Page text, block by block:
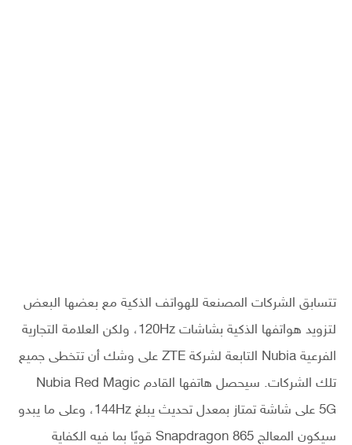
تتسابق الشركات المصنعة للهواتف الذكية مع بعضها البعض
لتزويد هواتفها الذكية بشاشات 120Hz، ولكن العلامة التجارية
الفرعية Nubia التابعة لشركة ZTE على وشك أن تتخطى جميع
تلك الشركات. سيحصل هاتفها القادم Nubia Red Magic
5G على شاشة تمتاز بمعدل تحديث يبلغ 144Hz، وعلى ما يبدو
سيكون المعالج Snapdragon 865 قويًا بما فيه الكفاية